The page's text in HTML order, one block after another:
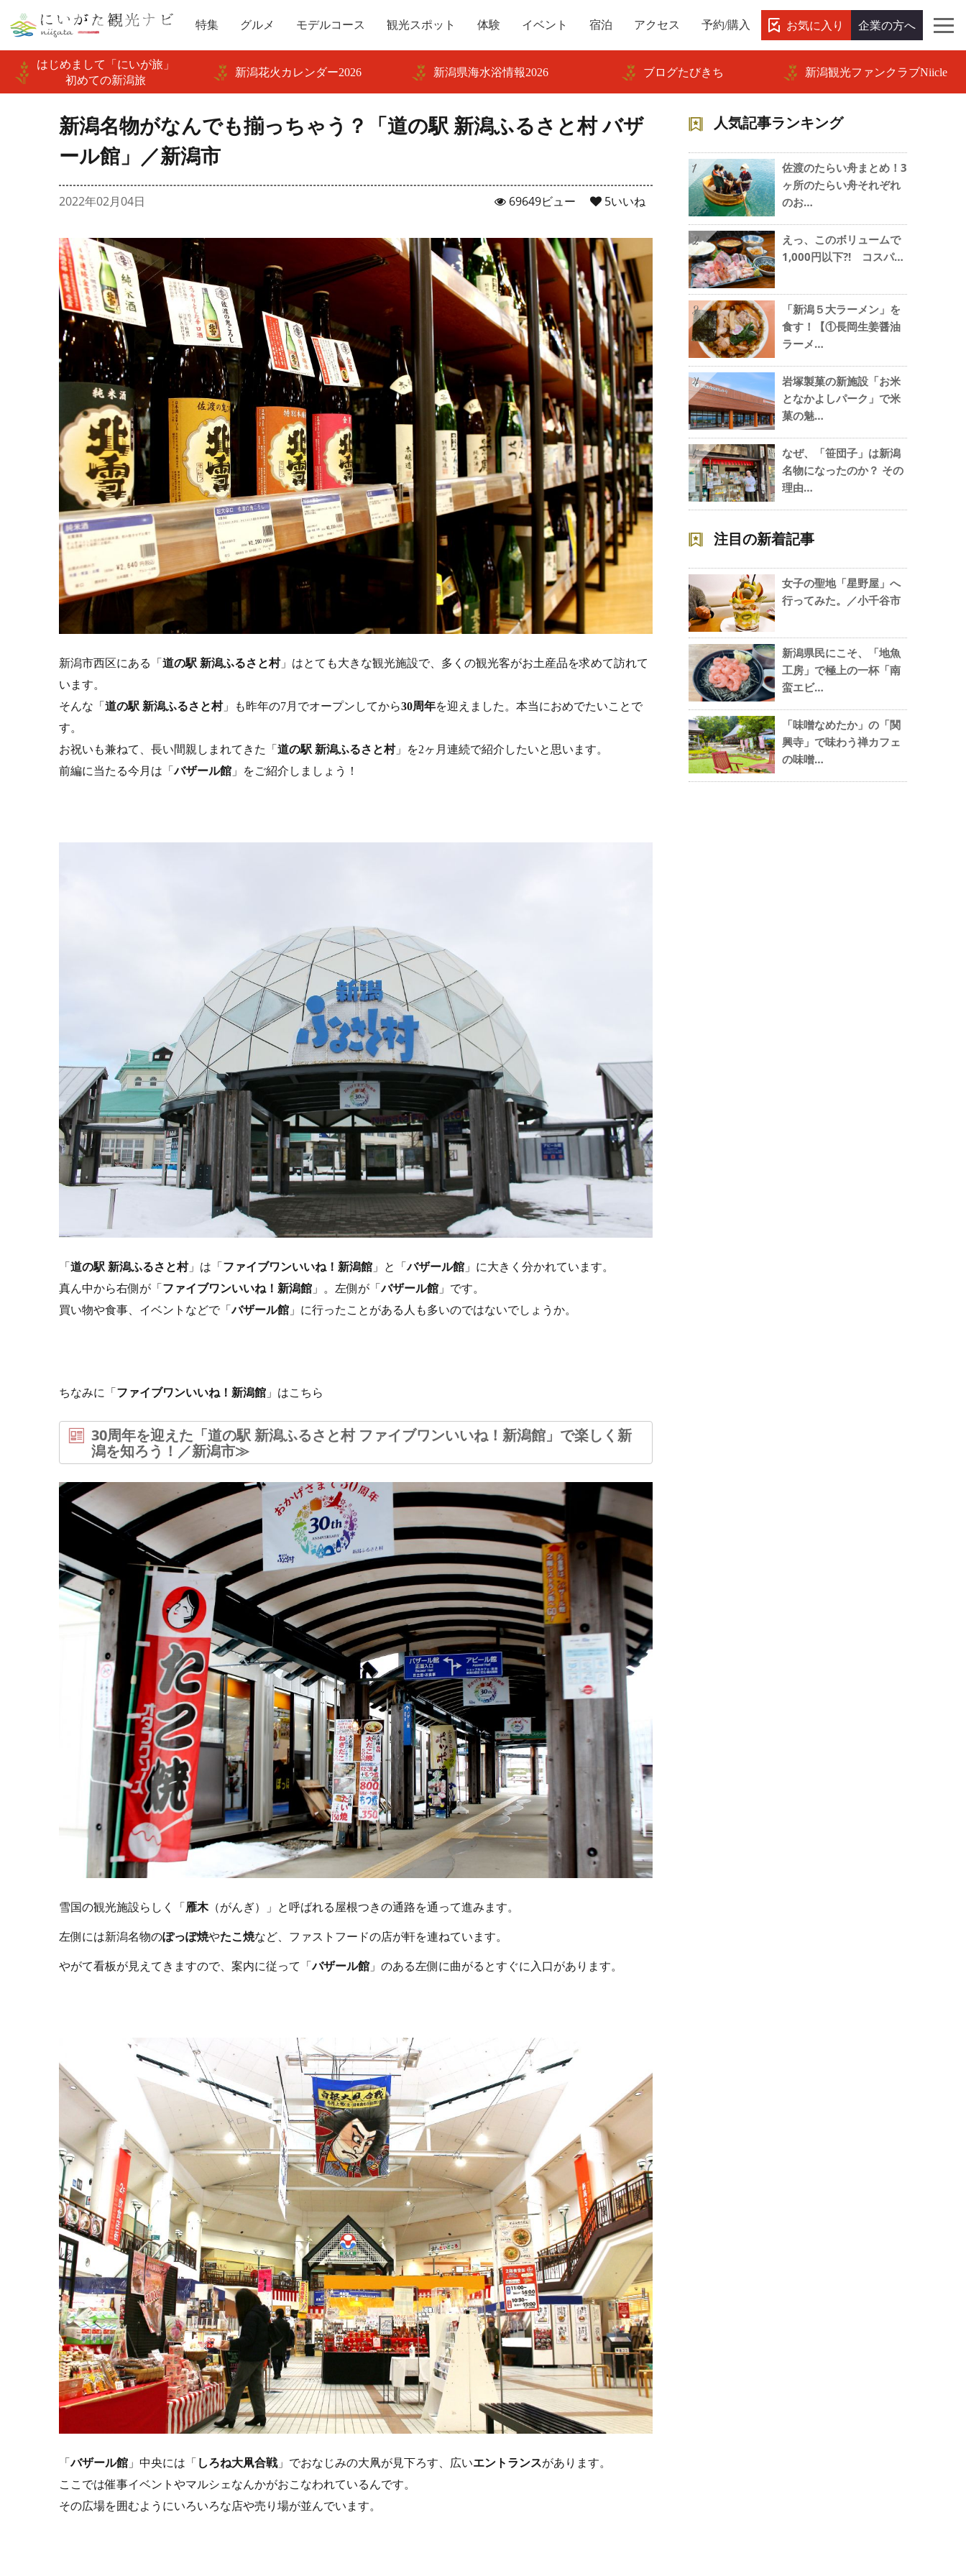
特集 グルメ モデルコース 観光スポット 体験 イベント 宿泊 アクセス 予約/購入 お気に入り 企業の方へ
はじめまして「にいが旅」
初めての新潟旅
新潟花火カレンダー2026 新潟県海水浴情報2026 ブログたびきち 新潟観光ファンクラブNiicle
新潟名物がなんでも揃っちゃう？「道の駅 新潟ふるさと村 バザ
ール館」／新潟市
2022年02月04日 5いいね
69649ビュー
新潟市西区にある「道の駅新潟ふるさと村」はとても大きな観光施設で、多くの観光客がお土産品を求めて訪れて
います。
そんな「道の駅新潟ふるさと村」も昨年の7月でオープンしてから30周年を迎えました。本当におめでたいことで
す。
お祝いも兼ねて、長い間親しまれてきた「道の駅新潟ふるさと村」を2ヶ月連続で紹介したいと思います。
前編に当たる今月は「バザール館 」をご紹介しましょう！
「道の駅新潟ふるさと村」は「ファイブワンいいね！新潟館 」と「バザール館 」に大きく分かれています。
真ん中から右側が「ファイブワンいいね！新潟館 」。左側が「バザール館 」です。
買い物や食事、イベントなどで「バザール館 」に行ったことがある人も多いのではないでしょうか。
ちなみに「ファイブワンいいね！新潟館 」はこちら
30周年を迎えた「道の駅 新潟ふるさと村 ファイブワンいいね！新潟館」で楽しく新
潟を知ろう！／新潟市≫
雪国の観光施設らしく「雁木（がんぎ）」と呼ばれる屋根つきの通路を通って進みます。
左側には新潟名物のぽっぽ焼やたこ焼など、ファストフードの店が軒を連ねています。
やがて看板が見えてきますので、案内に従って「バザール館 」のある左側に曲がるとすぐに入口があります。
「バザール館 」中央には「しろね大凧合戦」でおなじみの大凧が見下ろす、広いエントランスがあります。
ここでは催事イベントやマルシェなんかがおこなわれているんです。
その広場を囲むようにいろいろな店や売り場が並んでいます。
人気記事ランキング
1
佐渡のたらい舟まとめ！3
ヶ所のたらい舟それぞれ
のお…
2
えっ、このボリュームで
1,000円以下?! コスパ…
3
「新潟５大ラーメン」を
食す！【①長岡生姜醤油
ラーメ…
4
岩塚製菓の新施設「お米
となかよしパーク」で米
菓の魅…
5
なぜ、「笹団子」は新潟
名物になったのか？ その
理由…
注目の新着記事
女子の聖地「星野屋」へ
行ってみた。／小千谷市
新潟県民にこそ、「地魚
工房」で極上の一杯「南
蛮エビ…
「味噌なめたか」の「関
興寺」で味わう禅カフェ
の味噌…